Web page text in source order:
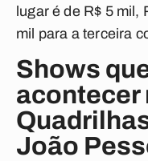
lugar é de R$ 5 mil,
mil para a terceira
Shows
acontecer
João